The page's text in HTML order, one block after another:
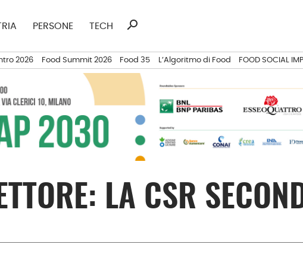
PERSONE TECH
Ricerca
search
2026 Food Summit 2026 Food 35 L’Algoritmo di Food FOOD SOCIAL
LA CSR